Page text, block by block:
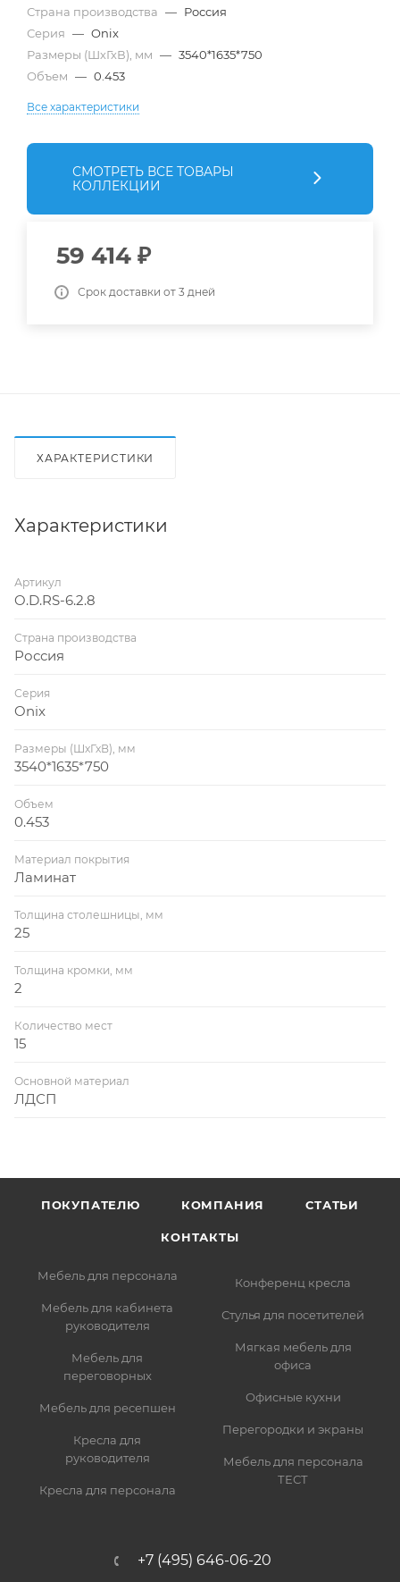
Страна производства — Россия
Серия — Onix
Размеры (ШхГхВ), мм — 3540*1635*750
Объем — 0.453
Все характеристики
СМОТРЕТЬ ВСЕ ТОВАРЫ
КОЛЛЕКЦИИ
59 414 ₽
Срок доставки от 3 дней
ХАРАКТЕРИСТИКИ
Характеристики
Артикул
O.D.RS-6.2.8
Страна производства
Россия
Серия
Onix
Размеры (ШхГхВ), мм
3540*1635*750
Объем
0.453
Материал покрытия
Ламинат
Толщина столешницы, мм
25
Толщина кромки, мм
2
Количество мест
15
Основной материал
ЛДСП
ПОКУПАТЕЛЮ КОМПАНИЯ СТАТЬИ
КОНТАКТЫ
Мебель для персонала
Мебель для кабинета
руководителя
Мебель для
переговорных
Мебель для ресепшен
Кресла для
руководителя
Кресла для персонала
Конференц кресла
Стулья для посетителей
Мягкая мебель для
офиса
Офисные кухни
Перегородки и экраны
Мебель для персонала
ТЕСТ
+7 (495) 646-06-20